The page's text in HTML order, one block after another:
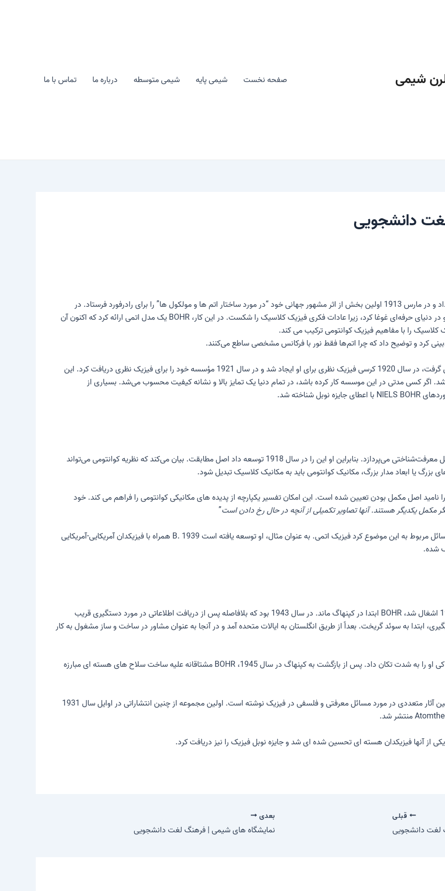
شیمی صفحه نخست شیمی پایه شیمی متوسطه درباره ما تماس با ما
دانشجویی
BOHR به کار فشرده بر روی مسئله ساختار اتمی ادامه داد و در مارس 1913 اولین بخش از اثر مشهور جهانی خود “در مورد ساختار اتم ها و مولکول ها” را برای رادرفورد فرستاد. در
و در دنیای حرفه‌ای غوغا کرد، زیرا عادات فکری فیزیک کلاسیک را شکست. در این کار، BOHR یک مدل اتمی ارائه کرد که اکنون آن
را با مفاهیم فیزیک کوانتومی ترکیب می کند.
کرد و توضیح داد که چرا اتم‌ها فقط نور با فرکانس مشخصی ساطع می‌کنند.
در سال 1916 BOHR در دانشگاه کپنهاگ کرسی استادی گرفت، در سال 1920 کرسی فیزیک نظری برای او ایجاد شد و در سال 1921 مؤسسه خود را برای فیزیک نظری دریافت کرد. این
کسی مدتی در این موسسه کار کرده باشد، در تمام دنیا یک تمایز بالا و نشانه کیفیت محسوب می‌شد. بسیاری از
اصل مطابقت. بیان می‌کند که نظریه کوانتومی می‌تواند
یا ابعاد مدار بزرگ، مکانیک کوانتومی باید به مکانیک کلاسیک تبدیل شود.
اصل مکمل بودنتعیین شده است. این امکان تفسیر یکپارچه از پدیده های مکانیکی کوانتومی را فراهم می کند. خود
مکمل یکدیگر هستند. آنها تصاویر تکمیلی از آنچه در حال رخ دادن است”
فیزیک اتمی
. به عنوان مثال، او توسعه یافته است B. 1939 همراه با فیزیکدان آمریکایی-آمریکایی
پس از اینکه دانمارک توسط ورماخت آلمان در سال 1940 اشغال شد، BOHR ابتدا در کپنهاگ ماند. در سال 1943 بود که بلافاصله پس از دریافت اطلاعاتی در مورد دستگیری قریب
ابتدا به سوئد گریخت. بعداً از طریق انگلستان به ایالات متحده آمد و در آنجا به عنوان مشاور در ساخت و ساز مشغول به کار
استفاده از این بمب در سال 1945 در هیروشیما و ناکازاکی او را به شدت تکان داد. پس از بازگشت به کپنهاگ در سال 1945، BOHR مشتاقانه علیه ساخت سلاح های هسته ای مبارزه
علاوه بر تعداد زیادی از نشریات تخصصی، BOHR همچنین آثار متعددی در مورد مسائل معرفتی و فلسفی در فیزیک نوشته است. اولین مجموعه از چنین انتشاراتی در اوایل سال 1931
قبلی
لغت دانشجویی
بعدی
نمایشگاه های شیمی | فرهنگ لغت دانشجویی